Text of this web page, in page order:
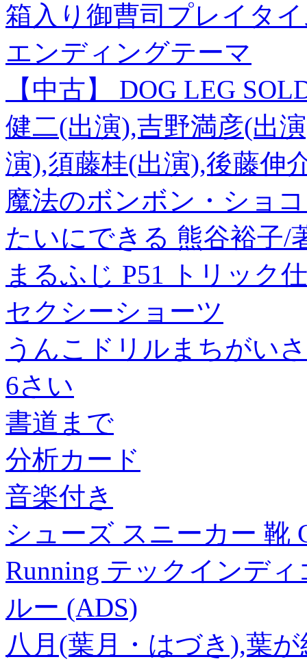
箱入り御曹司プレイタ
エンディングテーマ
【中古】 DOG LEG
健二(出演),吉野満彦(出
演),須藤桂(出演),後藤伸
魔法のボンボン・ショ
たいにできる 熊谷裕子/
まるふじ P51 トリック
セクシーショーツ
うんこドリルまちがい
6さい
書道まで
分析カード
音楽付き
シューズ スニーカー 靴
Running テックインデ
ルー (ADS)
八月(葉月・はづき),葉